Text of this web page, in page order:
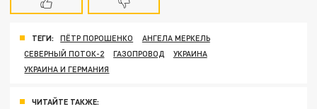
ТЕГИ: ПЁТР ПОРОШЕНКО
АНГЕЛА МЕРКЕЛЬ
СЕВЕРНЫЙ ПОТОК-2
ГАЗОПРОВОД
УКРАИНА
УКРАИНА И ГЕРМАНИЯ
ЧИТАЙТЕ ТАКЖЕ: